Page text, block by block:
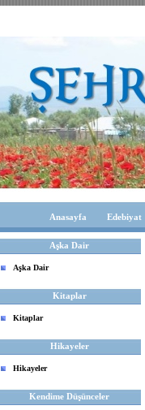
Anasayfa Edebiyat
Aşka Dair
Aşka Dair
Kitaplar
Kitaplar
Hikayeler
Hikayeler
Kendime Düşünceler